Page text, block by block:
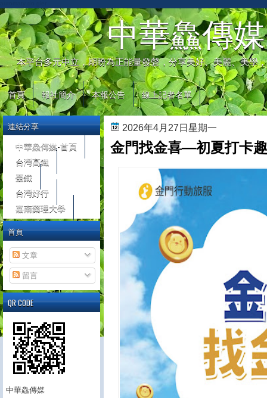
中華鱻傳媒
本平台多元中立，期盼為正能量發聲，分享美好、美麗、美學
首頁 報社簡介 本報公告 線上記者名單
2026年4月27日星期一
金門找金喜—初夏打卡
連結分享
中華鱻傳媒-首頁
台灣高鐵
臺鐵
台灣好行
嘉南藥理大學
首頁
文章
留言
QR CODE
中華鱻傳媒